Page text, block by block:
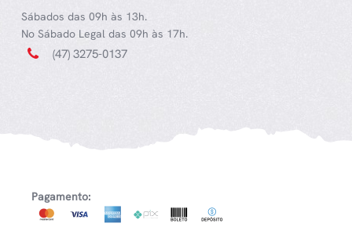
Sábados das 09h às 13h.
No Sábado Legal das 09h às 17h.
(47) 3275-0137
Pagamento: